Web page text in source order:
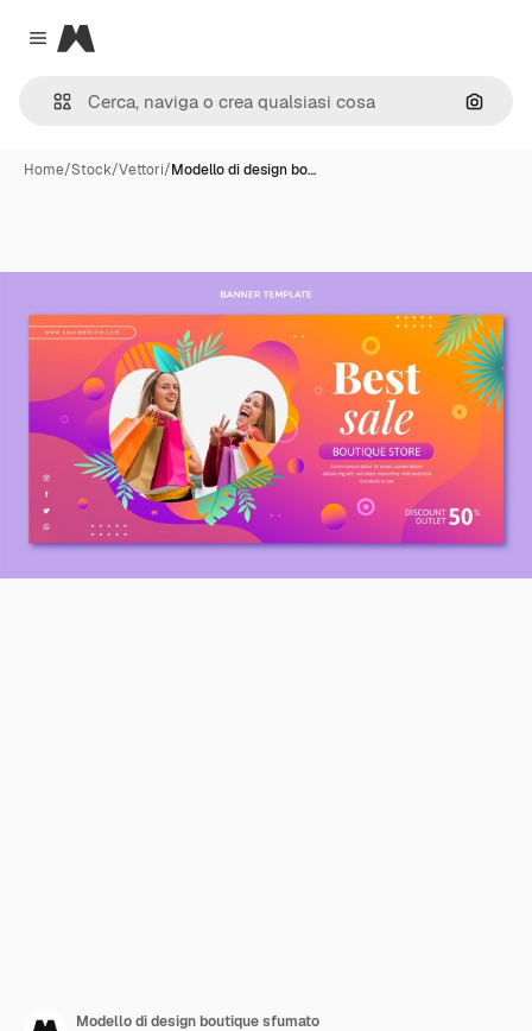
Close menu
Magnific
Cerca
Home/Stock/Vettori/Modello di design bo…
Modello di design boutique sfumato